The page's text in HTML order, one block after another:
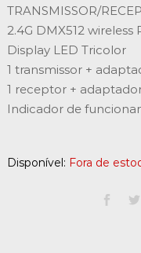
TRANSMISSOR/
2.4G DMX512 wireless
Display LED Tricolor
1 transmissor +
1 receptor +
Indicador de
Disponível: Fora de